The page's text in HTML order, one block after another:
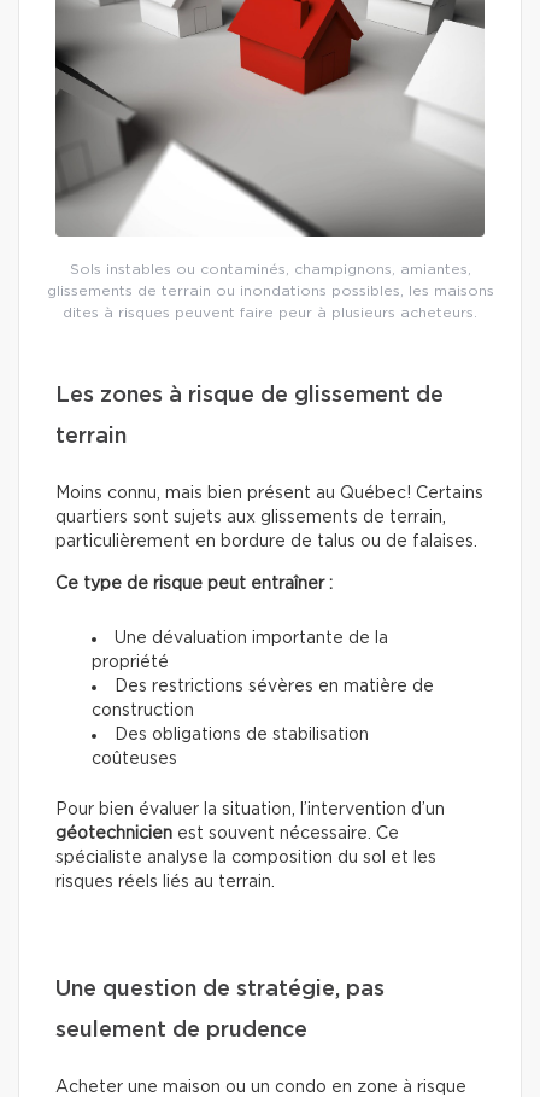
Sols instables ou contaminés, champignons, amiantes,
glissements de terrain ou inondations possibles, les maisons
dites à risques peuvent faire peur à plusieurs acheteurs.
Les zones à risque de glissement de
terrain
Moins connu, mais bien présent au Québec! Certains
quartiers sont sujets aux glissements de terrain,
particulièrement en bordure de talus ou de falaises.
Ce type de risque peut entraîner :
Une dévaluation importante de la
propriété
Des restrictions sévères en matière de
construction
Des obligations de stabilisation
coûteuses
Pour bien évaluer la situation, l’intervention d’un
géotechnicien est souvent nécessaire. Ce
spécialiste analyse la composition du sol et les
risques réels liés au terrain.
Une question de stratégie, pas
seulement de prudence
Acheter une maison ou un condo en zone à risque